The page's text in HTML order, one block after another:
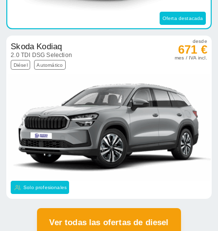
Oferta destacada
Skoda Kodiaq
2.0 TDI DSG Selection
Diésel Automático
desde
671 €
mes / IVA incl.
Solo profesionales
Ver todas las ofertas de diesel